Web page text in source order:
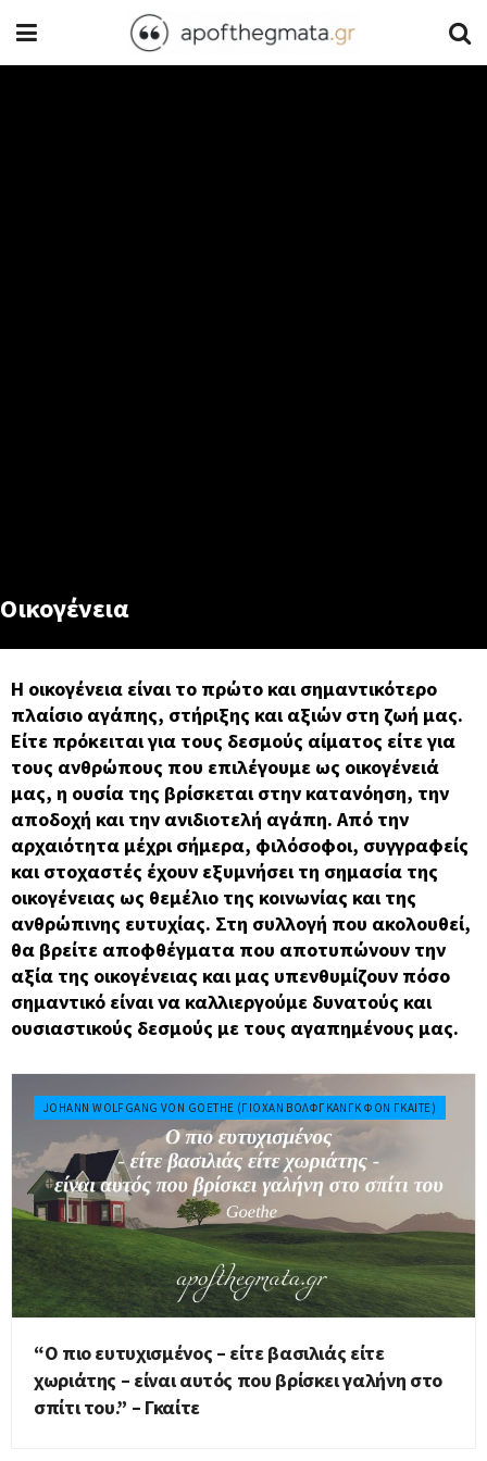
Οικογένεια
Η οικογένεια είναι το πρώτο και σημαντικότερο
πλαίσιο αγάπης, στήριξης και αξιών στη ζωή μας.
Είτε πρόκειται για τους δεσμούς αίματος είτε για
τους ανθρώπους που επιλέγουμε ως οικογένειά
μας, η ουσία της βρίσκεται στην κατανόηση, την
αποδοχή και την ανιδιοτελή αγάπη. Από την
αρχαιότητα μέχρι σήμερα, φιλόσοφοι, συγγραφείς
και στοχαστές έχουν εξυμνήσει τη σημασία της
οικογένειας ως θεμέλιο της κοινωνίας και της
ανθρώπινης ευτυχίας. Στη συλλογή που ακολουθεί,
θα βρείτε αποφθέγματα που αποτυπώνουν την
αξία της οικογένειας και μας υπενθυμίζουν πόσο
σημαντικό είναι να καλλιεργούμε δυνατούς και
ουσιαστικούς δεσμούς με τους αγαπημένους μας.
JOHANN WOLFGANG VON GOETHE (ΓΙΌΧΑΝ ΒΌΛΦΓΚΑΝΓΚ ΦΟΝ ΓΚΑΊΤΕ)
“Ο πιο ευτυχισμένος – είτε βασιλιάς είτε
χωριάτης – είναι αυτός που βρίσκει γαλήνη στο
σπίτι του.” – Γκαίτε